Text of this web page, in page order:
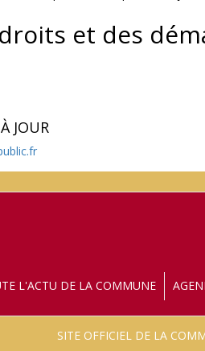
et des
JOUR
L'ACTU DE LA COMMUNE
SITE OFFICIEL DE LA